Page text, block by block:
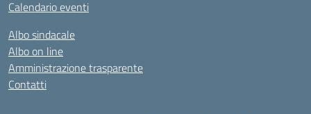
Calendario eventi
Albo sindacale
Albo on line
Amministrazione trasparente
Contatti